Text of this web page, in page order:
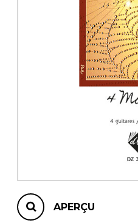
AUTRES PRODUITS
APERÇU